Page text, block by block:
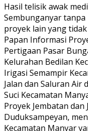
Hasil telisik awak
Sembunganyar
proyek lain yang
Papan Informasi
Pertigaan Pasar
Kelurahan Bedilan
Irigasi Semampir
Jalan dan Saluran Air
Suci Kecamatan
Proyek Jembatan dan
Duduksampeyan,
Kecamatan Manyar